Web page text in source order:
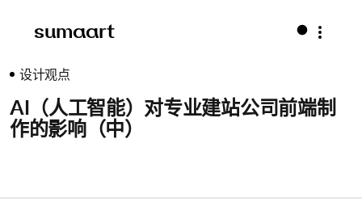
sumaart
设计观点
AI（人工智能）对专业建站公司前端制
作的影响（中）